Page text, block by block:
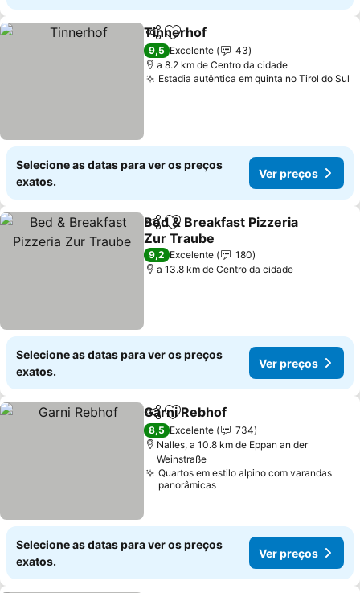
PartilharAdicionar aos favoritos
Tinnerhof
9,5 Excelente
43
a 8.2 km de Centro da cidade
Estadia autêntica em quinta no Tirol do Sul
Selecione as datas para ver os preços
exatos.
Ver preços
PartilharAdicionar aos favoritos
Bed & Breakfast Pizzeria
Zur Traube
Ver preços
9,2 Excelente
180
a 13.8 km de Centro da cidade
Selecione as datas para ver os preços
exatos.
Ver preços
PartilharAdicionar aos favoritos
Garni Rebhof
8,5 Excelente
734
Nalles, a 10.8 km de Eppan an der
Weinstraße
Quartos em estilo alpino com varandas
panorâmicas
Selecione as datas para ver os preços
exatos.
Ver preços